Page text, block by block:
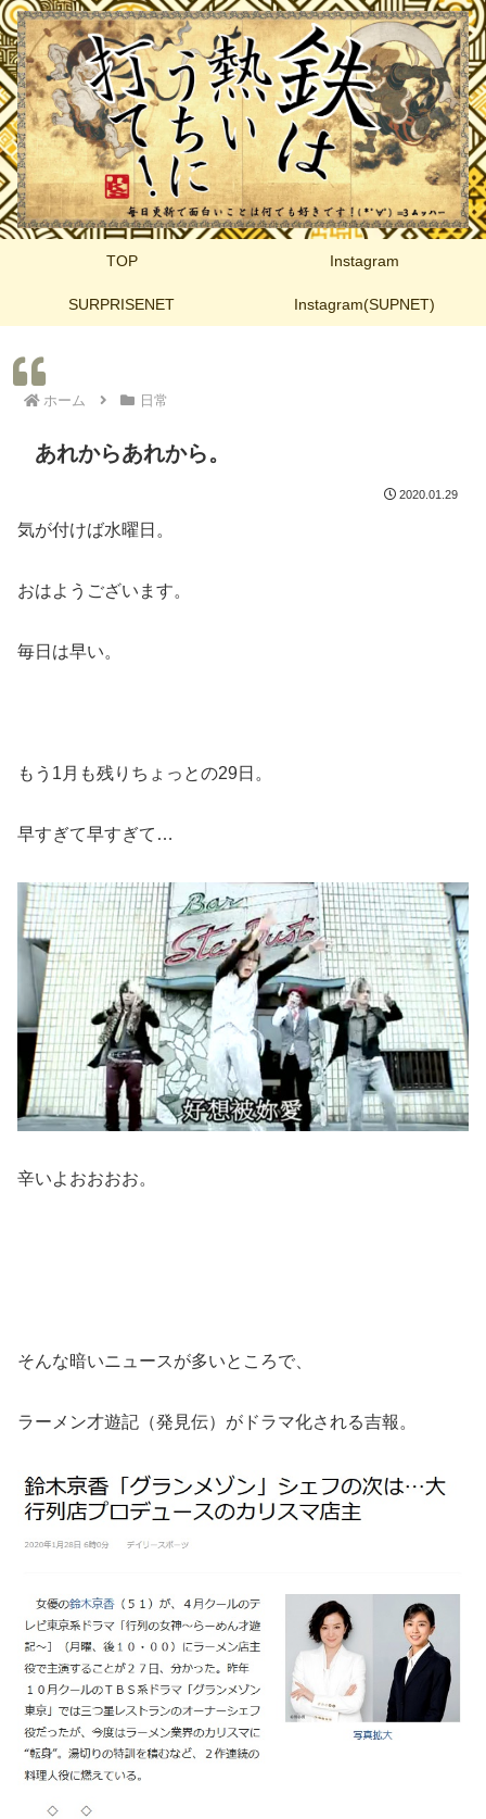
TOP Instagram
SURPRISENET Instagram(SUPNET)
ホーム 日常
あれからあれから。
2020.01.29
気が付けば水曜日。
おはようございます。
毎日は早い。
もう1月も残りちょっとの29日。
早すぎて早すぎて…
辛いよおおおお。
そんな暗いニュースが多いところで、
ラーメン才遊記（発見伝）がドラマ化される吉報。